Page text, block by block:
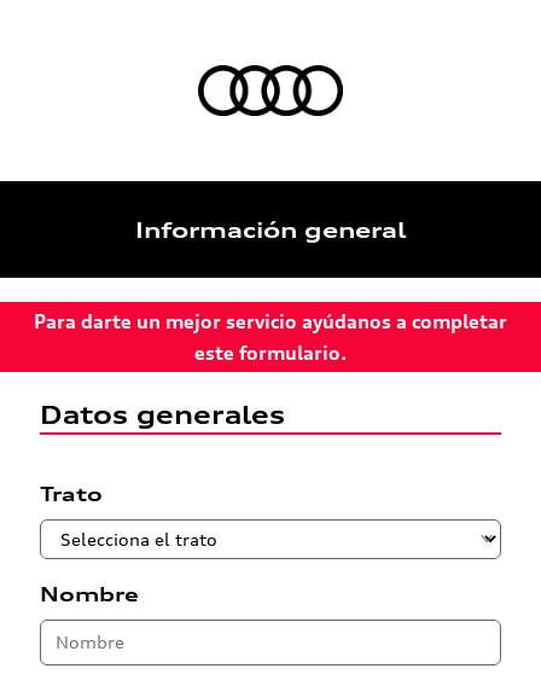
Información general
Para darte un mejor servicio ayúdanos a completar
este formulario.
Datos generales
Trato
Nombre